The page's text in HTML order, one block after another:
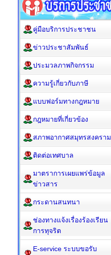
คู่มือบริการประชาชน
ข่าวประชาสัมพันธ์
ประมวลภาพกิจกรรม
ความรู้เกี่ยวกับภาษี
แบบฟอร์มทางกฎหมาย
กฎหมาย​ที่เกี่ยวข้อง
สภาพอากาศสมุทรสงคราม
ติดต่อเทศบาล
มาตราการเผยแพร่ข้อมูล
ข่าวสาร
กระดานสนทนา
ช่องทางแจ้งเรื่องร้องเรียน
การทุจริต
E-service ระบบขอรับ